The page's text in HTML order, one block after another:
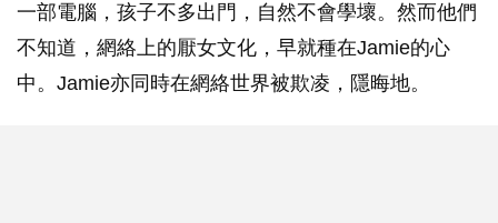
一部電腦，孩子不多出門，自然不會學壞。然而他們
不知道，網絡上的厭女文化，早就種在Jamie的心
中。Jamie亦同時在網絡世界被欺凌，隱晦地。